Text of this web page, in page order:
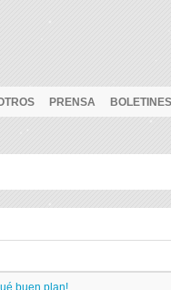
PRENSA BOLETINES
buen plan!